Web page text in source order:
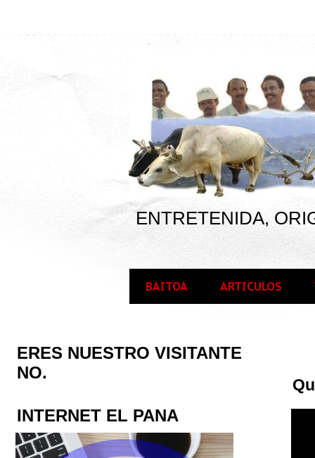
ENTRETENIDA,
BAITOA ARTICULOS
ERES NUESTRO VISITANTE
NO.
INTERNET EL PANA